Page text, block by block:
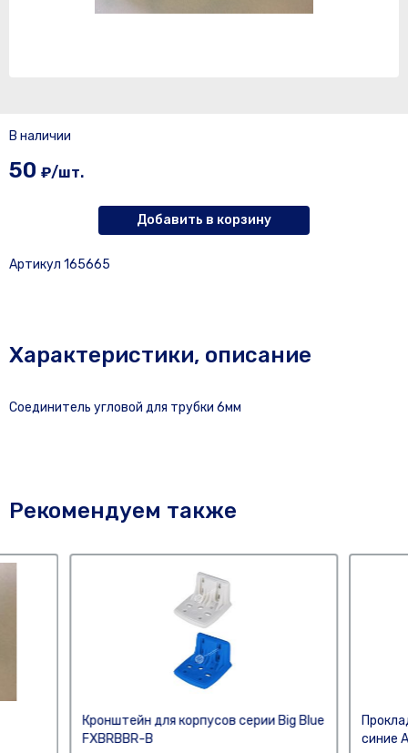
В наличии
50 ₽/шт.
Добавить в корзину
Артикул 165665
Характеристики, описание
Соединитель угловой для трубки 6мм
Рекомендуем также
Кронштейн для корпусов серии Big Blue
FXBRBBR-B
синие